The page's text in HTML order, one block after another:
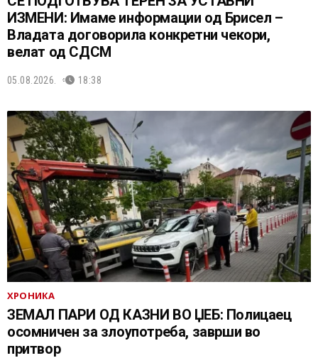
ИЗМЕНИ: Имаме информации од Брисел –
Владата договорила конкретни чекори,
велат од СДСМ
05.08.2026. 18:38
ХРОНИКА
ЗЕМАЛ ПАРИ ОД КАЗНИ ВО ЏЕБ: Полицаец
осомничен за злоупотреба, заврши во
притвор